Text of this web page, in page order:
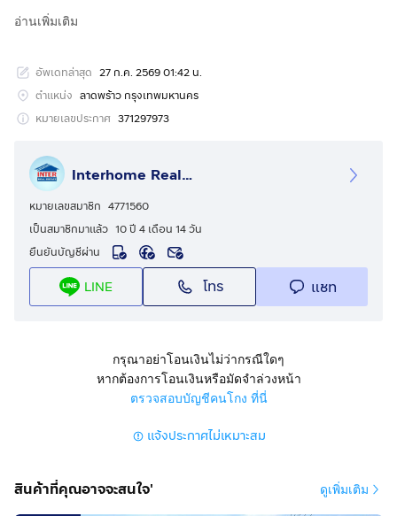
Line ID: @interhome
ขนาด 17 ตร.ว.
ที่ตั้ง : ทาวน์เฮ้าส์ ซอยลาดพร้าววังหิน20 ถ.ลาดพร้าว เขต
รายละเอียด
ใกล้รถไฟฟ้าสายสีเหลือง สถานีโชคชัยสี่ โรงพยาบาลเปาโล
โชคชัย4 โลตัสวังหิน
ขายทาวน์เฮ้าส์ 2 ชั้น ซอยลาดพร้าววังหิน20 ถนนลาดพร้าว
ถนนรัชดาภิเษก แขวงลาดพร้าว เขตลาดพร้าว
กรุงเทพมหานคร
สูง 2 ชั้น 2 นอน 2 น้ำ 1 ครัว
มีที่จอดรถ 1 คัน แอร์ 3 ตัว
ทาวน์เฮาส์ 2 ชั้น เนื้อที่ 17 ตรว. ซอยลาดพร้าววังหิน 20 มี 2
บ้านตกแต่งสวย แบ่งเป็นสัดส่วน พร้อมเคาน์เตอร์ครัว สภาพดี
โครงการเงียบสงบ ทำเลดี
อ่านเพิ่มเติม
อัพเดทล่าสุด 27 ก.ค. 2569 01:42 น.
ตำแหน่ง ลาดพร้าว กรุงเทพมหานคร
หมายเลขประกาศ 371297973
Interhome Realty Estate
หมายเลขสมาชิก 4771560
เป็นสมาชิกมาแล้ว 10 ปี 4 เดือน 14 วัน
ยืนยันบัญชีผ่าน
LINE โทร แชท
กรุณาอย่าโอนเงินไม่ว่ากรณีใดๆ
หากต้องการโอนเงินหรือมัดจำล่วงหน้า
ตรวจสอบบัญชีคนโกง ที่นี่
แจ้งประกาศไม่เหมาะสม
สินค้าที่คุณอาจจะสนใจ' ดูเพิ่มเติม